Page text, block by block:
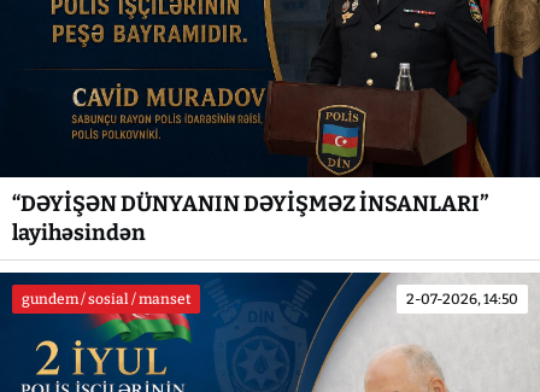
“DƏYİŞƏN DÜNYANIN DƏYİŞMƏZ İNSANLARI”
layihəsindən
gundem / sosial / manset 2-07-2026, 14:50